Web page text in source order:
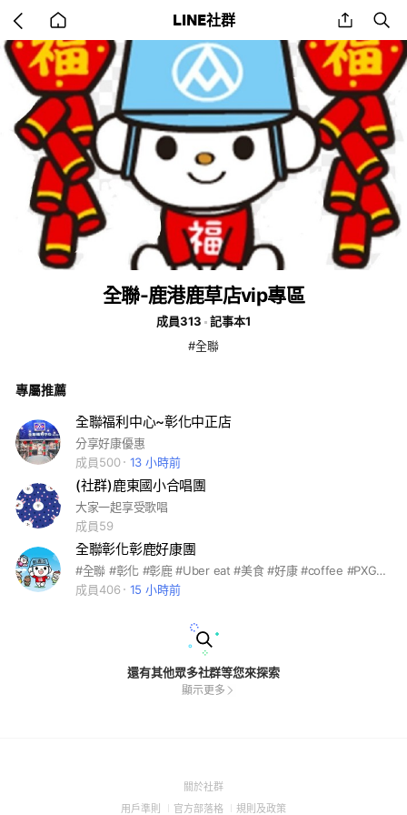
back
to
home
LINE社群 share
全聯-鹿港鹿草店vip專區
成員313
記事本1
#全聯
專屬推薦
全聯福利中心~彰化中正店
分享好康優惠
成員500
13 小時前
(社群)鹿東國小合唱團
大家一起享受歌唱
成員59
全聯彰化彰鹿好康團
#全聯 #彰化 #彰鹿 #Uber eat #美食 #好康 #coffee #PXGO #PXPAY #阪急麵包 #福利熊 #預購 #鋪桌 #中元 #中秋
成員406
15 小時前
還有其他眾多社群等您來探索
顯示更多
關於社群(Open
用戶準則 (Open
官方部落格 (Open
規則及政策(Open